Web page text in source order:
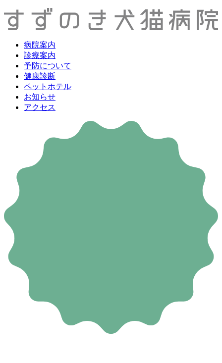
病院案内
診療案内
予防について
健康診断
ペットホテル
お知らせ
アクセス